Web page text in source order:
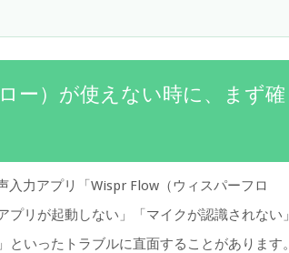
ー）が使えない時に、まず確
力アプリ「Wispr Flow（ウィスパーフロ
リが起動しない」「マイクが認識されない」
といったトラブルに直面することがあります。